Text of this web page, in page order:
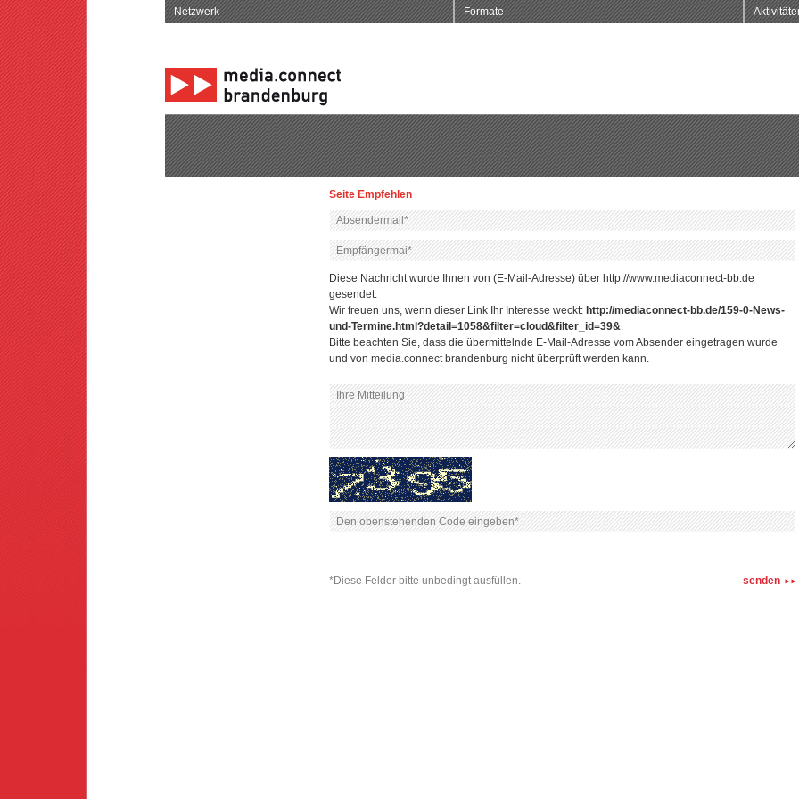
Netzwerk Formate
Seite Empfehlen
Diese Nachricht wurde Ihnen von (E-Mail-Adresse) über http://www.mediaconnect-bb.de
gesendet.
Wir freuen uns, wenn dieser Link Ihr Interesse weckt: http://mediaconnect-bb.de/159-0-News-
und-Termine.html?detail=1058&filter=cloud&filter_id=39&.
Bitte beachten Sie, dass die übermittelnde E-Mail-Adresse vom Absender eingetragen wurde
und von media.connect brandenburg nicht überprüft werden kann.
*Diese Felder bitte unbedingt ausfüllen. senden